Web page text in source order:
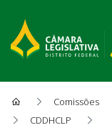
Comissões
CDDHCLP